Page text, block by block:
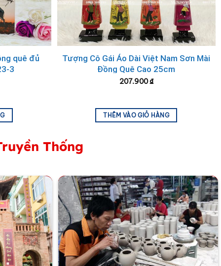
nét đẹp văn hóa Việt Nam.
phẩm chuẩn gốc làng nghề của chúng tôi để nâng
bày, chúng còn là mónquà tặng cao cấpdành cho
chần chừ, hãy liên hệ ngay hôm nay để sở hữu một
quê đủ
3
Tượng Cô Gái Áo Dài Việt Nam Sơn Mài
Đồng Quê Cao 25cm
207.900₫
THÊM VÀO GIỎ HÀNG
Thống